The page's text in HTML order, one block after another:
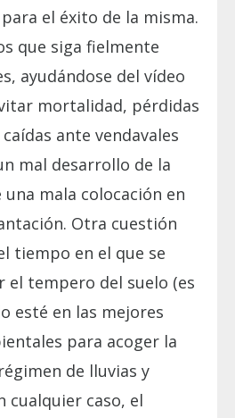
el éxito de la misma.
que siga fielmente
ayudándose del vídeo
mortalidad, pérdidas
ante vendavales
mal desarrollo de la
una mala colocación en
Otra cuestión
tiempo en el que se
tempero del suelo (es
esté en las mejores
para acoger la
de lluvias y
cualquier caso, el